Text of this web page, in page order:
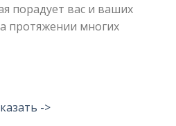
порадует вас и ваших
протяжении многих
->